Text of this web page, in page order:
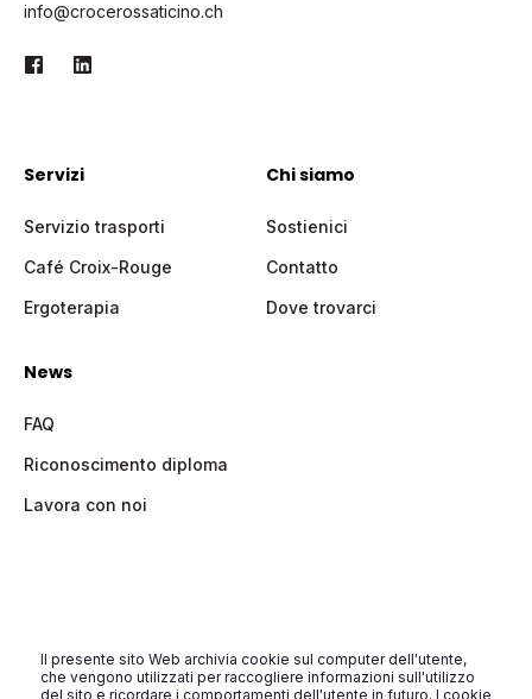
Il presente sito Web archivia cookie sul computer dell'utente,
che vengono utilizzati per raccogliere informazioni sull'utilizzo
del sito e ricordare i comportamenti dell'utente in futuro. I cookie
info@crocerossaticino.ch
Servizi
Servizio trasporti
Café Croix-Rouge
Ergoterapia
Chi siamo
Sostienici
Contatto
Dove trovarci
News
FAQ
Riconoscimento diploma
Lavora con noi
All rights reserved